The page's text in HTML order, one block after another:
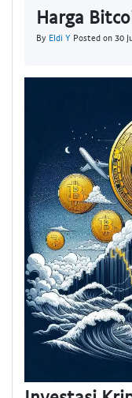
Harga
By Eldi Y Posted on 30